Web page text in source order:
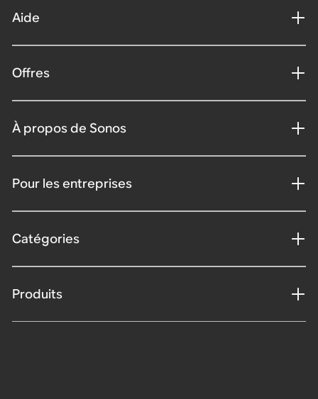
Aide
Offres
À propos de Sonos
Pour les entreprises
Catégories
Produits